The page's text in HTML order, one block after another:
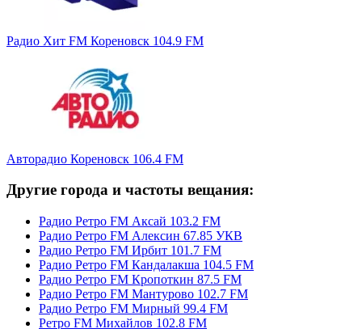
Радио Хит FM Кореновск 104.9 FM
Авторадио Кореновск 106.4 FM
Другие города и частоты вещания:
Радио Ретро FM Аксай 103.2 FM
Радио Ретро FM Алексин 67.85 УКВ
Радио Ретро FM Ирбит 101.7 FM
Радио Ретро FM Кандалакша 104.5 FM
Радио Ретро FM Кропоткин 87.5 FM
Радио Ретро FM Мантурово 102.7 FM
Радио Ретро FM Мирный 99.4 FM
Ретро FM Михайлов 102.8 FM